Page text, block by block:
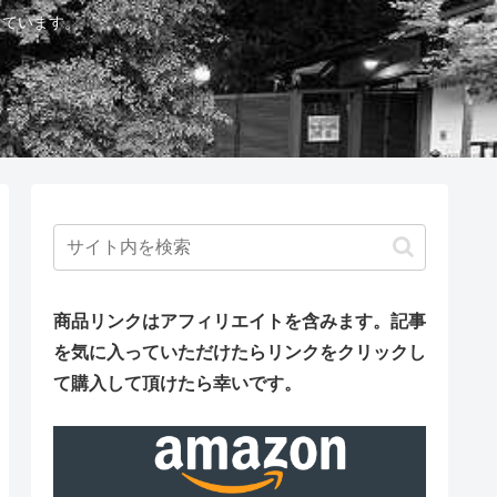
います。
商品リンクはアフィリエイトを含みます。 記事
を気に入っていただけたらリンクをクリックし
て購入して頂けたら幸いです。